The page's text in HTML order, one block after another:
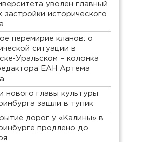
уволен главный
застройки исторического
перемирие кланов: о
ситуации в
Уральском – колонка
ЕАН Артема
нового главы культуры
зашли в тупик
дорог у «Калины» в
продлено до